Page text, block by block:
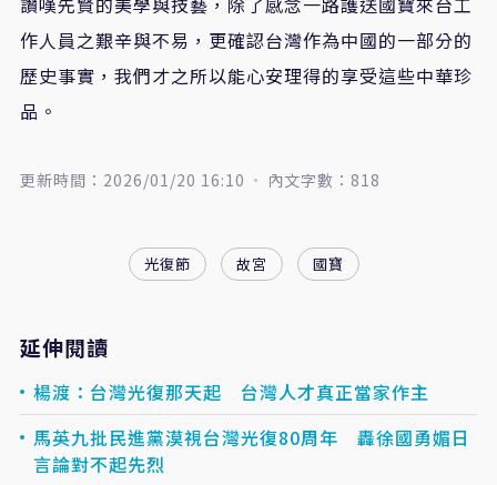
作人員之艱辛與不易，更確認台灣作為中國的一部分的
歷史事實，我們才之所以能心安理得的享受這些中華珍
品。
更新時間：2026/01/20 16:10 內文字數：818
光復節 故宮 國寶
延伸閱讀
楊渡：台灣光復那天起 台灣人才真正當家作主
馬英九批民進黨漠視台灣光復80周年 轟徐國勇媚日
言論對不起先烈